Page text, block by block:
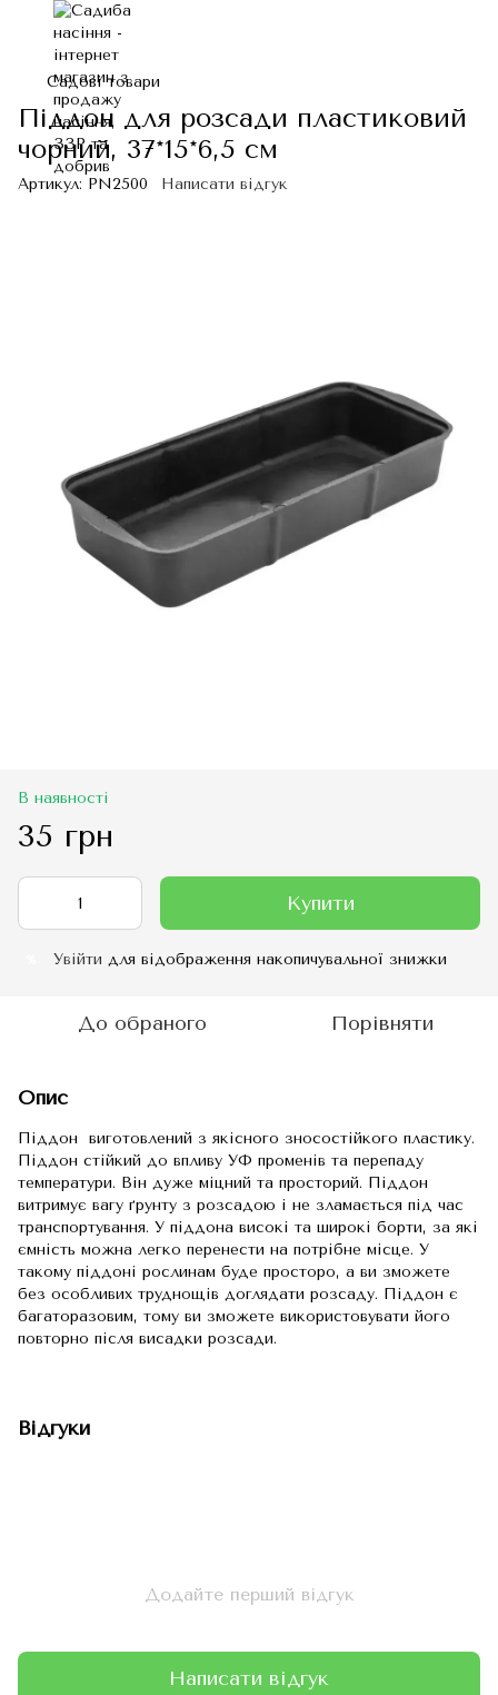
Садові товари
Піддон для розсади пластиковий
чорний, 37*15*6,5 см
Артикул: PN2500 Написати відгук
В наявності
35 грн
Купити
Увійти для відображення накопичувальної знижки
До обраного Порівняти
Опис
Піддон виготовлений з якісного зносостійкого пластику.
Піддон стійкий до впливу УФ променів та перепаду
температури. Він дуже міцний та просторий. Піддон
витримує вагу ґрунту з розсадою і не зламається під час
транспортування. У піддона високі та широкі борти, за які
ємність можна легко перенести на потрібне місце. У
такому піддоні рослинам буде просторо, а ви зможете
без особливих труднощів доглядати розсаду. Піддон є
багаторазовим, тому ви зможете використовувати його
повторно після висадки розсади.
Відгуки
Додайте перший відгук
Написати відгук